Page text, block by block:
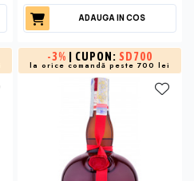
ADAUGA IN COS
-3% | CUPON: SD700
la orice comandă peste 700 lei